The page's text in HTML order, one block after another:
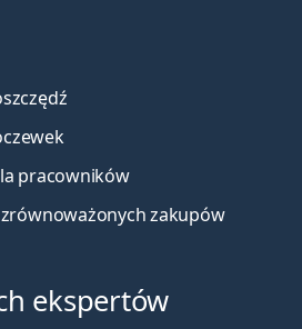
pracowników
zakupów
ekspertów